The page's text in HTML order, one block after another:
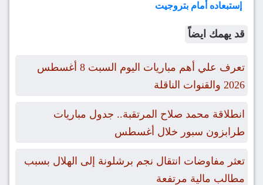
إستبعاده أمام بتروجيت
قد يهمك ايضاً
تعرف علي أهم مباريات اليوم السبت 8 أغسطس
2026 والقنوات الناقلة
انطلاقة محمد صلاح المرتقبة.. جدول مباريات
طرابزون سبور خلال أغسطس
تعثر مفاوضات انتقال نجم برشلونة إلى الهلال بسبب
مطالب مالية مرتفعة